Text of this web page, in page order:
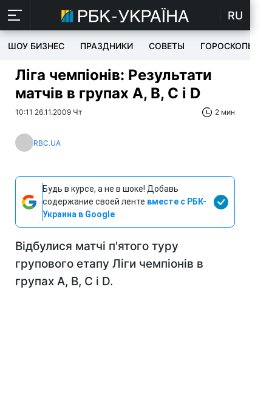
RU
ШОУ БИЗНЕС ПРАЗДНИКИ СОВЕТЫ ГОРОСКОПЫ
Ліга чемпіонів: Результати
матчів в групах А, В, С і D
10:11 26.11.2009 Чт 2 мин
RBC.UA
Будь в курсе, а не в шоке! Добавь
содержание своей ленте вместе с РБК-
Украина в Google
Відбулися матчі п'ятого туру
групового етапу Ліги чемпіонів в
групах А, В, С і D.